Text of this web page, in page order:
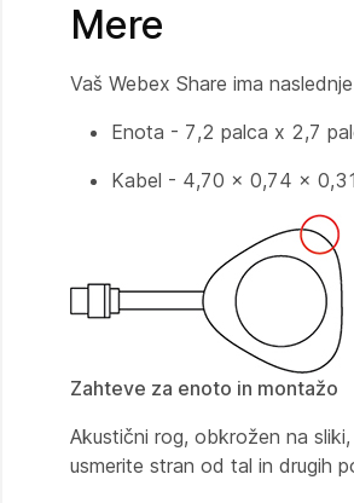
Mere
Vaš Webex Share ima
Enota - 7,2 palca x 2,7
Kabel - 4,70 x 0,74 x
Zahteve za enoto in montažo
Akustični rog, obkrožen na
usmerite stran od tal in drugih